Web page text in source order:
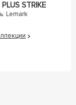
STRIKE
Lemark